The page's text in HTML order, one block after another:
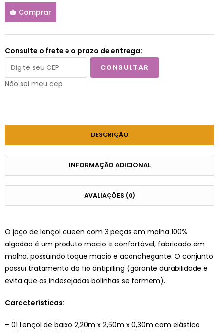
Comprar
Consulte o frete e o prazo de entrega:
CONSULTAR
Não sei meu cep
DESCRIÇÃO
INFORMAÇÃO ADICIONAL
AVALIAÇÕES (0)
O jogo de lençol queen com 3 peças em malha 100%
algodão é um produto macio e confortável, fabricado em
malha, possuindo toque macio e aconchegante. O conjunto
possui tratamento do fio antipilling (garante durabilidade e
evita que as indesejadas bolinhas se formem).
Características:
– 01 Lençol de baixo 2,20m x 2,60m x 0,30m com elástico